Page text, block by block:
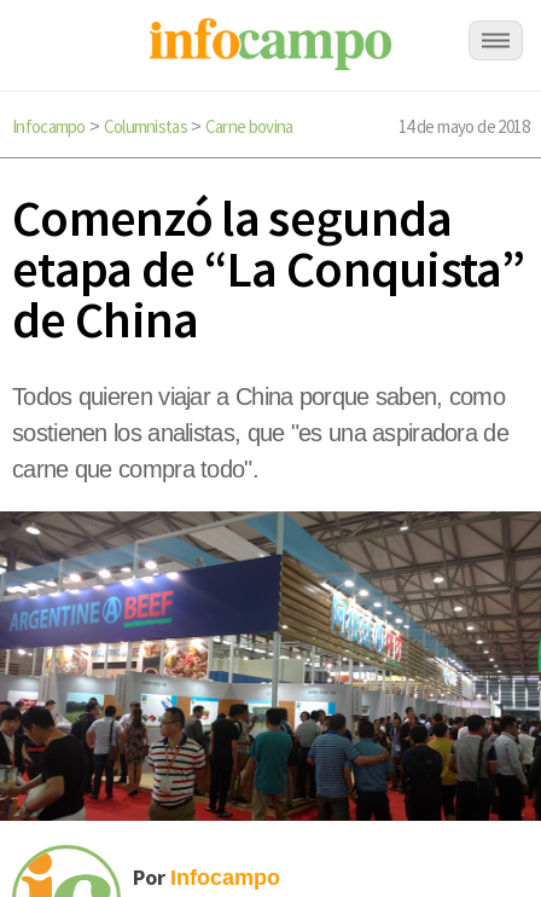
Infocampo > Columnistas> Carne bovina 14 de mayo de 2018
Comenzó la segunda
etapa de “La Conquista”
de China
Todos quieren viajar a China porque saben, como
sostienen los analistas, que "es una aspiradora de
carne que compra todo".
Por Infocampo